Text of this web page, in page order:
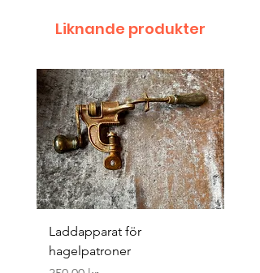
Liknande produkter
Laddapparat för
hagelpatroner